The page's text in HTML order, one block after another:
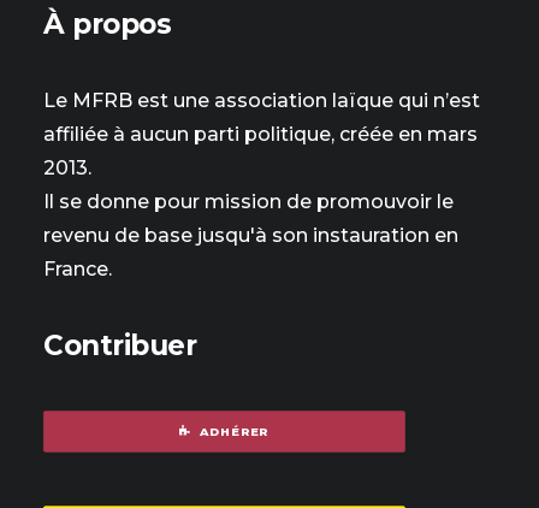
À propos
Le MFRB est une association laïque qui n’est
affiliée à aucun parti politique, créée en mars
2013.
Il se donne pour mission de promouvoir le
revenu de base jusqu'à son instauration en
France.
Contribuer
ADHÉRER